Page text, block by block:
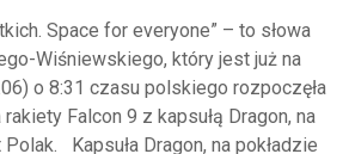
Space for everyone” – to słowa
Wiśniewskiego, który jest już na
o 8:31 czasu polskiego rozpoczęła
Falcon 9 z kapsułą Dragon, na
Kapsuła Dragon, na pokładzie